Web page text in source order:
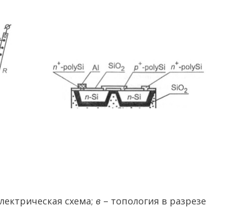
схема; в – топология в разрезе